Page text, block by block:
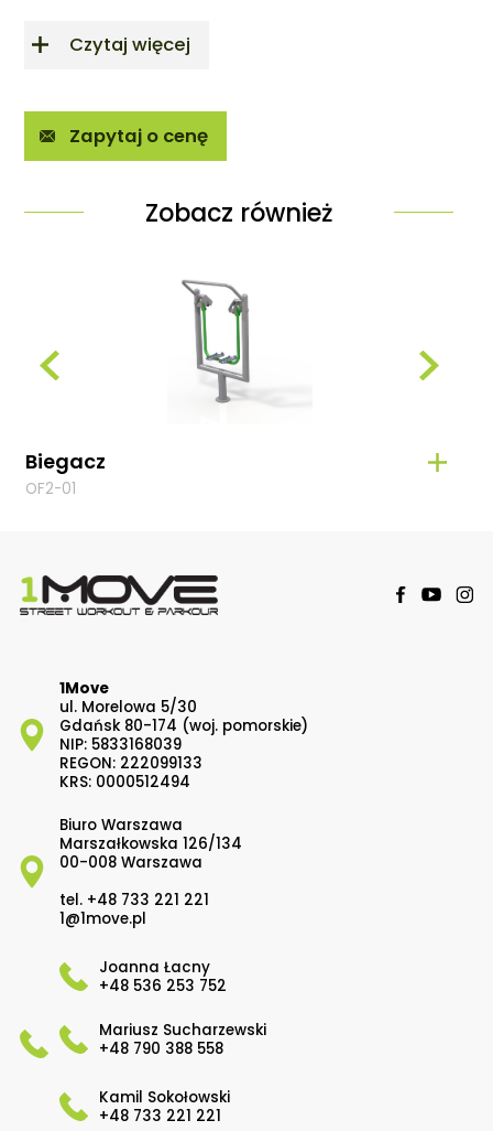
Czytaj więcej
Zapytaj o cenę
Zobacz również
Biegacz
OF2-01
1Move
ul. Morelowa 5/30
Gdańsk 80-174 (woj. pomorskie)
NIP: 5833168039
REGON: 222099133
KRS: 0000512494
Biuro Warszawa
Marszałkowska 126/134
00-008 Warszawa
tel. +48 733 221 221
1@1move.pl
Joanna Łacny
+48 536 253 752
Mariusz Sucharzewski
+48 790 388 558
Kamil Sokołowski
+48 733 221 221